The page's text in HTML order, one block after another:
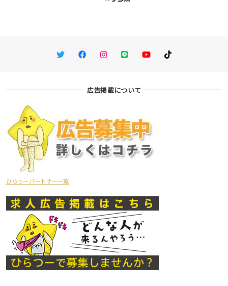
TwitterFacebookInstagram
LINE You TubeTikTok
広告掲載について
ひらつーパートナー一覧